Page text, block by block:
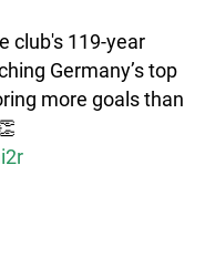
club's 119-year
Germany’s top
more goals than